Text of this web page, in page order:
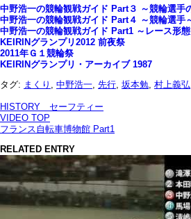
中野浩一の競輪観戦ガイド Part３ ～競輪選手
中野浩一の競輪観戦ガイド Part４ ～競輪選手
中野浩一の競輪観戦ガイド Part1 ～レース形
KEIRINグランプリ2012 前夜祭
2011年Ｇ１競輪祭
KEIRINグランプリ・アーカイブ 1987
タグ: まくり , 中野浩一, 先行, 坂本勉, 村上義弘
HISTORY セーフティー
VIDEO TOP
フランス自転車博物館 Part1
RELATED ENTRY